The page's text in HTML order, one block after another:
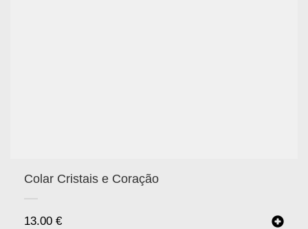
Colar Cristais e Coração
13.00 €